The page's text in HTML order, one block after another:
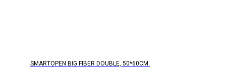
SMARTOPEN BIG FIBER DOUBLE, 50*60СМ.